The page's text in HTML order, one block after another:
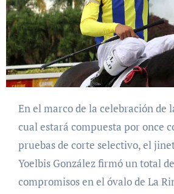
En el marco de la celebración de la Reunión 19, la
cual estará compuesta por once
pruebas de corte selectivo, el
Yoelbis González firmó un total
compromisos en el óvalo de La